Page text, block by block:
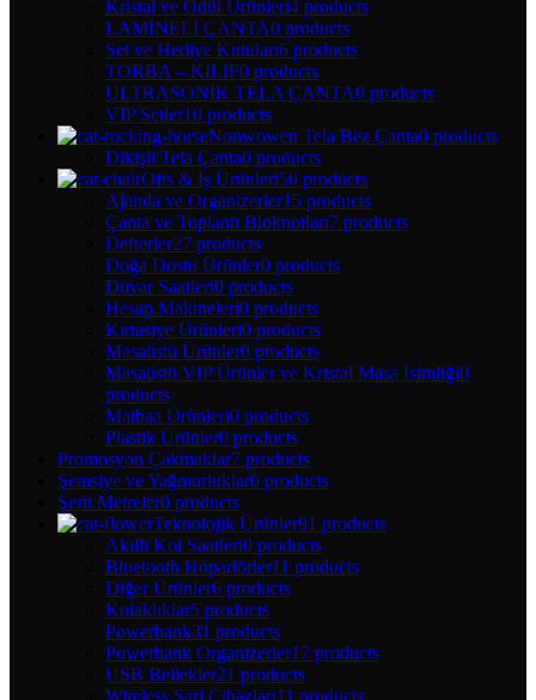
Kristal ve Ödül Ürünleri4 products
LAMİNELİ ÇANTA0 products
Set ve Hediye Kutuları6 products
TORBA – KILIF0 products
ULTRASONİK TELA ÇANTA0 products
VIP Setler10 products
Nonwowen Tela Bez Çanta0 products
Dikişli Tela Çanta0 products
Ofis & İş Ürünleri50 products
Ajanda ve Organizerler15 products
Çanta ve Toplantı Bloknotları7 products
Defterler27 products
Doğa Dostu Ürünler0 products
Duvar Saatleri0 products
Hesap Makineleri0 products
Kırtasiye Ürünleri0 products
Masaüstü Ürünler0 products
Masaüstü VIP Ürünler ve Kristal Masa İsimliği0
products
Matbaa Ürünleri0 products
Plastik Ürünler0 products
Promosyon Çakmaklar7 products
Şemsiye ve Yağmurluklar0 products
Şerit Metreler0 products
Teknolojik Ürünler91 products
Akıllı Kol Saatleri0 products
Bluetooth Hoparlörler11 products
Diğer Ürünler6 products
Kulaklıklar5 products
Powerbank31 products
Powerbank Organizerler17 products
USB Bellekler21 products